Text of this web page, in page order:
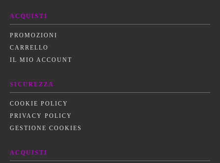
ACQUISTI
PROMOZIONI
CARRELLO
IL MIO ACCOUNT
SICUREZZA
COOKIE POLICY
PRIVACY POLICY
GESTIONE COOKIES
ACQUISTI